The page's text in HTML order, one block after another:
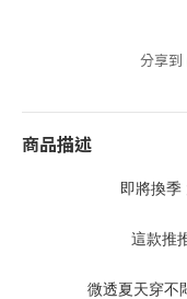
分享到
商品描述
即將換
這款推
微透夏天穿不